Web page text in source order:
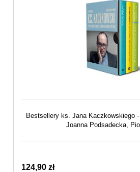
Bestsellery ks. Jana Kaczkowskiego
Joanna Podsadecka,
124,90 zł